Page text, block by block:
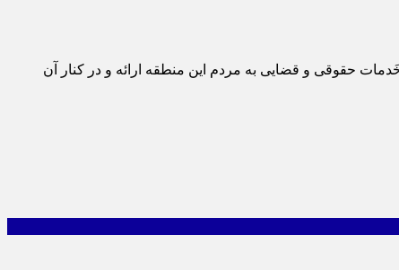
تایم، با حضور گروه جهادی دستگاه قضا در نقطه صفر مرزی شهرستان زیرکوه، علاوه بر آزادی ۱۱ زندانی، خَدمات حقوقی و قضایی به مردم این منطقه ارائه و در کنار آن